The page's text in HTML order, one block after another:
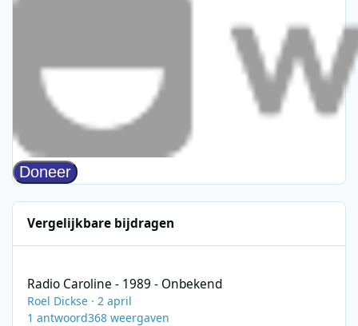
Vergelijkbare bijdragen
Radio Caroline - 1989 - Onbekend
Roel Dickse · 2 april
1 antwoord368 weergaven